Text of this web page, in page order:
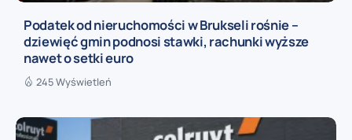
Podatek od nieruchomości w Brukseli rośnie –
dziewięć gmin podnosi stawki, rachunki wyższe
nawet o setki euro
245 Wyświetleń